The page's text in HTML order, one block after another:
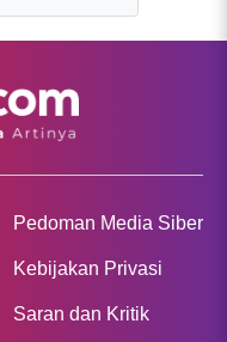
Pedoman Media Siber
Kebijakan Privasi
Saran dan Kritik